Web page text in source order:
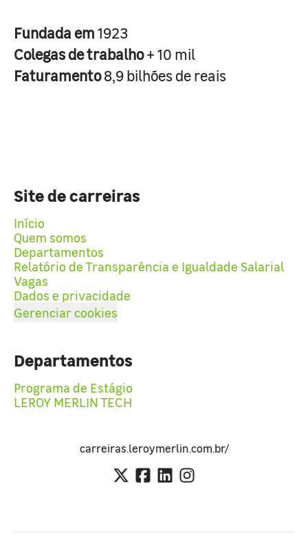
Fundada em1923
Colegas de trabalho+ 10 mil
Faturamento8,9 bilhões de reais
Site de carreiras
Início
Quem somos
Departamentos
Relatório de Transparência e Igualdade Salarial
Vagas
Dados e privacidade
Gerenciar cookies
Departamentos
Programa de Estágio
LEROY MERLIN TECH
carreiras.leroymerlin.com.br/